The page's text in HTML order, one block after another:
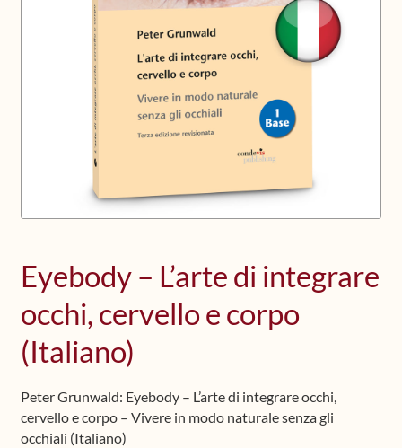
Shop
Frequently Asked Questions
Media
Eyebody – L’arte di integrare
occhi, cervello e corpo
(Italiano)
Peter Grunwald: Eyebody – L’arte di integrare occhi,
cervello e corpo – Vivere in modo naturale senza gli
occhiali (Italiano)